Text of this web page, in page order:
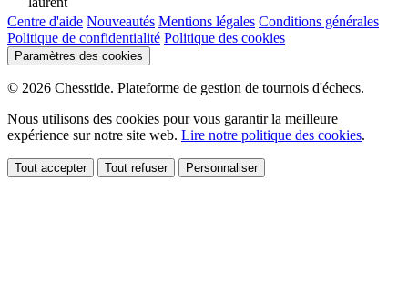
Centre d'aide Nouveautés Mentions légales Conditions générales
Politique de confidentialité Politique des cookies
Paramètres des cookies
© 2026 Chesstide. Plateforme de gestion de tournois d'échecs.
Nous utilisons des cookies pour vous garantir la meilleure
expérience sur notre site web. Lire notre politique des cookies.
Tout accepter Tout refuser Personnaliser